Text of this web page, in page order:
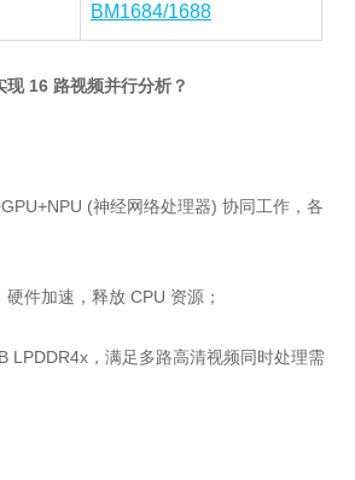
BM1684/1688
16 路视频并行分析？
(神经网络处理器) 协同工作，各
件加速，释放 CPU 资源；
LPDDR4x，满足多路高清视频同时处理需